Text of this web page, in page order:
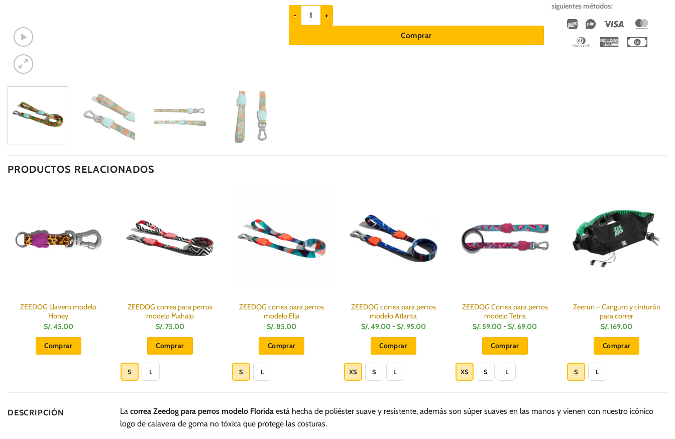
ZEEDOG Correa para perros modelo Florida cantidad
Comprar
siguientes métodos:
Wirecard
Vipps Visa
Dinners
American
PRODUCTOS RELACIONADOS
ZEEDOG Llavero modelo
Honey
S/.45.00
Comprar
ZEEDOG correa para perros
modelo Mahalo
S/.75.00
Comprar
Las
opciones
S L
ZEEDOG correa para perros
modelo Ella
S/.85.00
Comprar
Las
opciones
S L
ZEEDOG correa para perros
modelo Atlanta
S/.49.00-S/.95.00Rango
Comprar
producto
tiene
Las
XS S L
ZEEDOG Correa para perros
modelo Tetris
S/. 59.00-S/.69.00Rango
Comprar
producto
tiene
Las
XS S L
Zeerun – Canguro y cinturón
para correr
S/.169.00
Comprar
Las
S L
DESCRIPCIÓN La correa Zeedog para perros modelo Florida está hecha de poliéster suave y resistente, además son súper suaves en las manos y vienen con nuestro icónico
logo de calavera de goma no tóxica que protege las costuras.